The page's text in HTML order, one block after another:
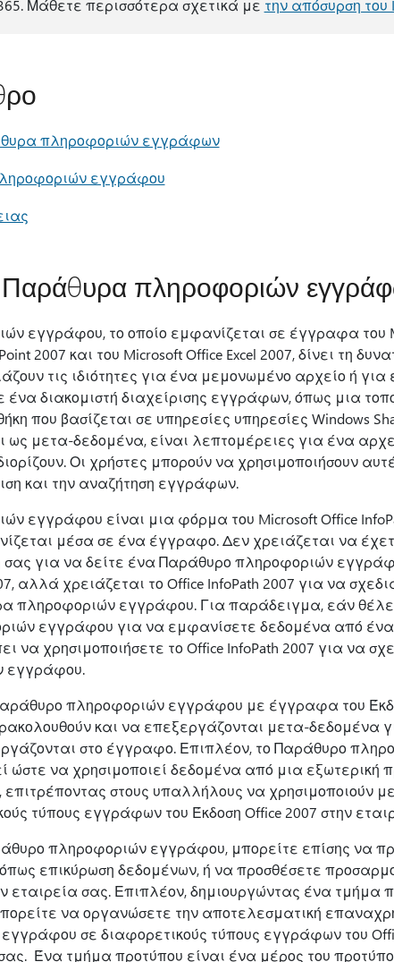
Μάθετε περισσότερα σχετικά με την απόσυρση του
πληροφοριών εγγράφων
εγγράφου
πληροφοριών
εγγράφου, το οποίο εμφανίζεται σε έγγραφα του
2007 και του Microsoft Office Excel 2007, δίνει τη
τις ιδιότητες για ένα μεμονωμένο αρχείο ή για
ένα διακομιστή διαχείρισης εγγράφων, όπως μια
που βασίζεται σε υπηρεσίες υπηρεσίες Windows
ως μετα-δεδομένα, είναι λεπτομέρειες για ένα
Οι χρήστες μπορούν να χρησιμοποιήσουν
και την αναζήτηση εγγράφων.
εγγράφου είναι μια φόρμα του Microsoft Office
μέσα σε ένα έγγραφο. Δεν χρειάζεται να
σας για να δείτε ένα Παράθυρο πληροφοριών
αλλά χρειάζεται το Office InfoPath 2007 για να
πληροφοριών εγγράφου. Για παράδειγμα, εάν
εγγράφου για να εμφανίσετε δεδομένα από
να χρησιμοποιήσετε το Office InfoPath 2007 για να
εγγράφου.
πληροφοριών εγγράφου με έγγραφα του
και να επεξεργάζονται μετα-δεδομένα
στο έγγραφο. Επιπλέον, το Παράθυρο
ώστε να χρησιμοποιεί δεδομένα από μια εξωτερική
επιτρέποντας στους υπαλλήλους να χρησιμοποιούν
τύπους εγγράφων του Έκδοση Office 2007 στην
πληροφοριών εγγράφου, μπορείτε επίσης να
όπως επικύρωση δεδομένων, ή να προσθέσετε
εταιρεία σας. Επιπλέον, δημιουργώντας ένα τμήμα
να οργανώσετε την αποτελεσματική
σε διαφορετικούς τύπους εγγράφων του
Ένα τμήμα προτύπου είναι ένα μέρος του